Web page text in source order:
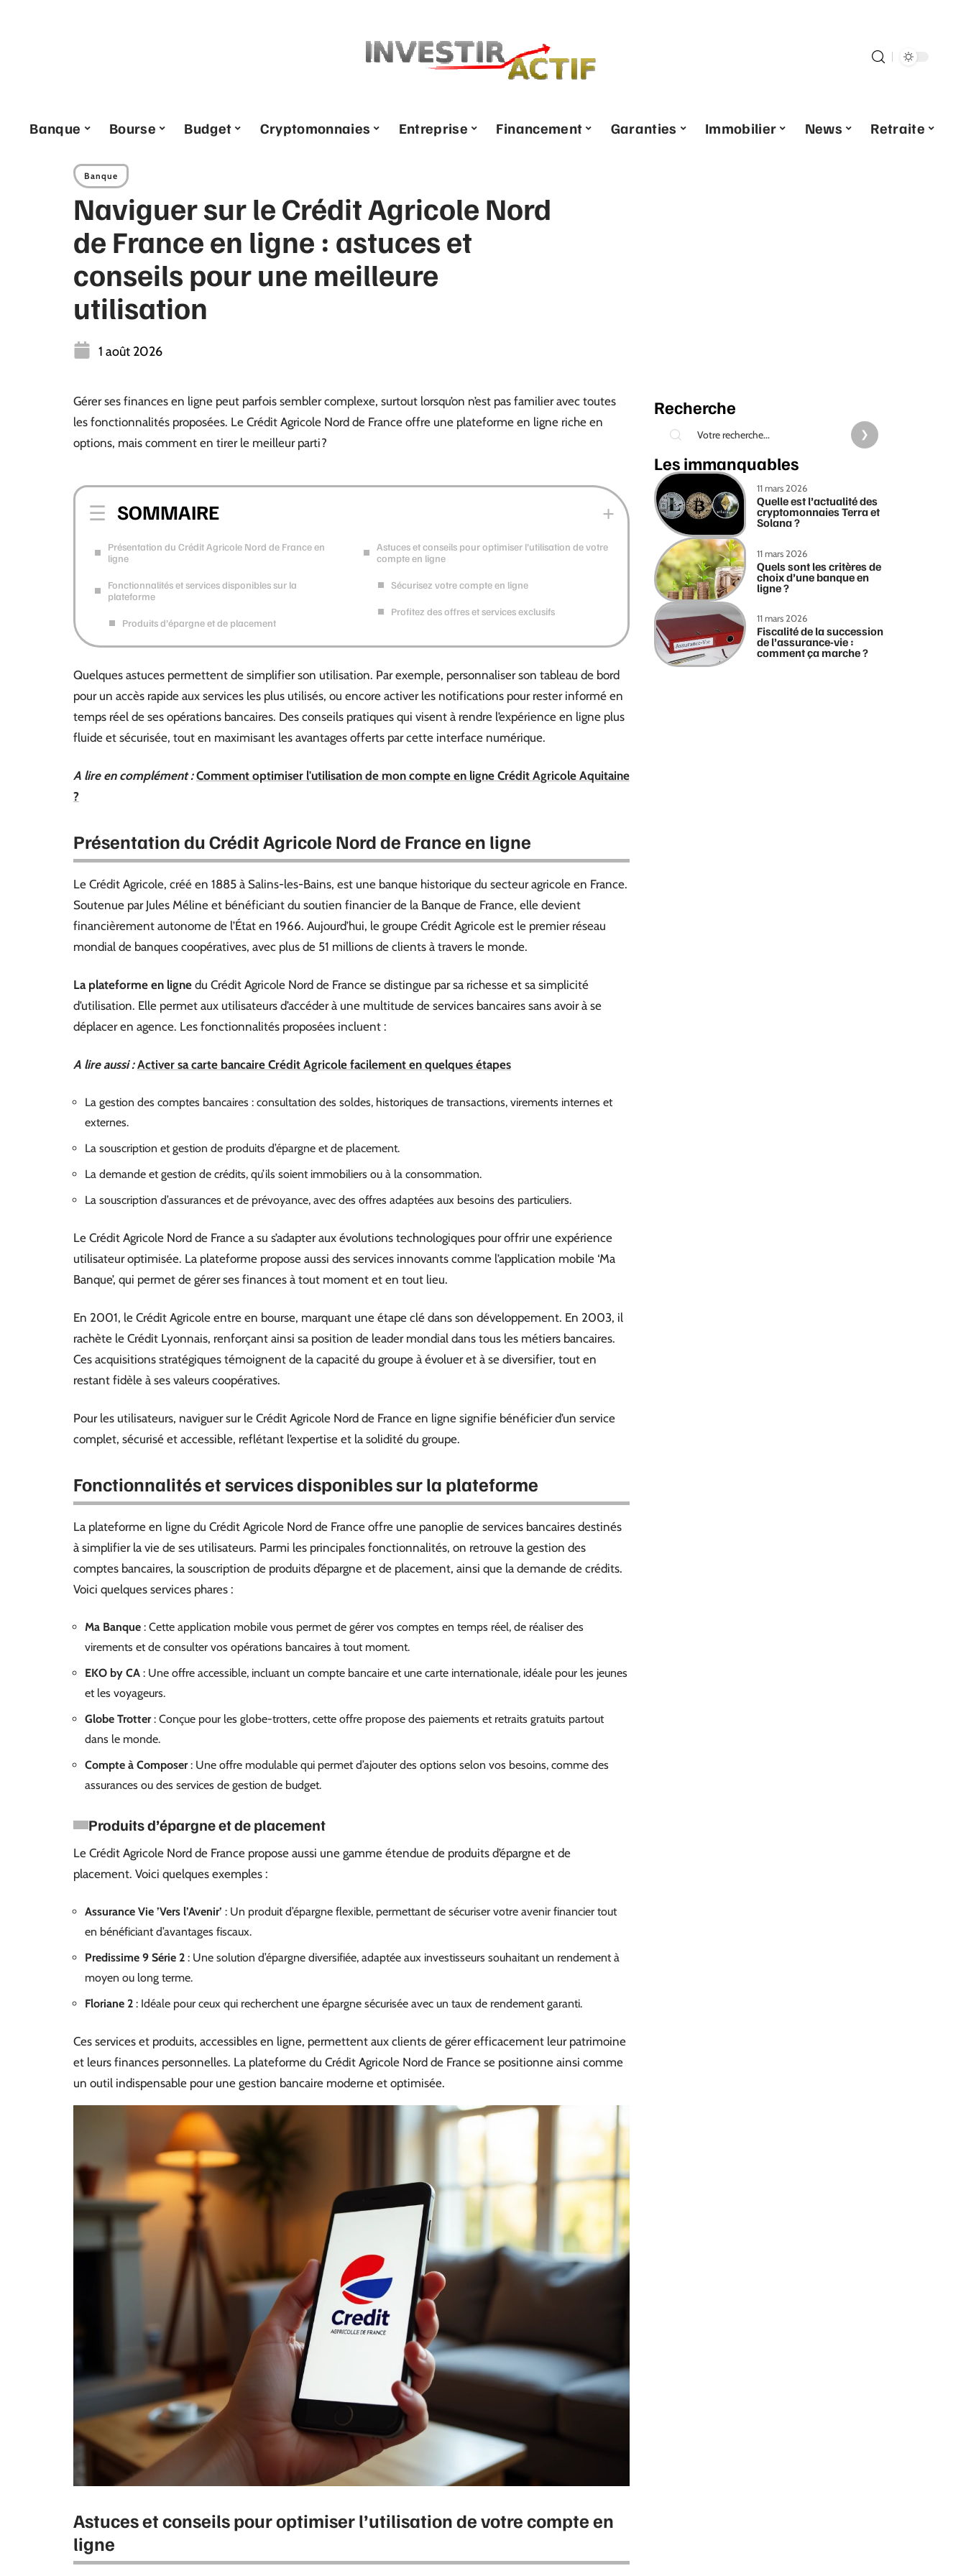
Banque Bourse Budget Cryptomonnaies Entreprise Financement Garanties Immobilier News Retraite
Banque
Naviguer sur le Crédit Agricole Nord
de France en ligne : astuces et
conseils pour une meilleure
utilisation
1 août 2026
Gérer ses finances en ligne peut parfois sembler complexe, surtout lorsqu’on n’est pas familier avec toutes
les fonctionnalités proposées. Le Crédit Agricole Nord de France offre une plateforme en ligne riche en
options, mais comment en tirer le meilleur parti?
SOMMAIRE
Présentation du Crédit Agricole Nord de France en
ligne
Fonctionnalités et services disponibles sur la
plateforme
Produits d’épargne et de placement
Astuces et conseils pour optimiser l’utilisation de votre
compte en ligne
Sécurisez votre compte en ligne
Profitez des offres et services exclusifs
Quelques astuces permettent de simplifier son utilisation. Par exemple, personnaliser son tableau de bord
pour un accès rapide aux services les plus utilisés, ou encore activer les notifications pour rester informé en
temps réel de ses opérations bancaires. Des conseils pratiques qui visent à rendre l’expérience en ligne plus
fluide et sécurisée, tout en maximisant les avantages offerts par cette interface numérique.
A lire en complément : Comment optimiser l'utilisation de mon compte en ligne Crédit Agricole Aquitaine
?
Présentation du Crédit Agricole Nord de France en ligne
Le Crédit Agricole, créé en 1885 à Salins-les-Bains, est une banque historique du secteur agricole en France.
Soutenue par Jules Méline et bénéficiant du soutien financier de la Banque de France, elle devient
financièrement autonome de l’État en 1966. Aujourd’hui, le groupe Crédit Agricole est le premier réseau
mondial de banques coopératives, avec plus de 51 millions de clients à travers le monde.
La plateforme en ligne du Crédit Agricole Nord de France se distingue par sa richesse et sa simplicité
d’utilisation. Elle permet aux utilisateurs d’accéder à une multitude de services bancaires sans avoir à se
déplacer en agence. Les fonctionnalités proposées incluent :
A lire aussi : Activer sa carte bancaire Crédit Agricole facilement en quelques étapes
La gestion des comptes bancaires : consultation des soldes, historiques de transactions, virements internes et
externes.
La souscription et gestion de produits d’épargne et de placement.
La demande et gestion de crédits, qu’ils soient immobiliers ou à la consommation.
La souscription d’assurances et de prévoyance, avec des offres adaptées aux besoins des particuliers.
Le Crédit Agricole Nord de France a su s’adapter aux évolutions technologiques pour offrir une expérience
utilisateur optimisée. La plateforme propose aussi des services innovants comme l’application mobile ‘Ma
Banque’, qui permet de gérer ses finances à tout moment et en tout lieu.
En 2001, le Crédit Agricole entre en bourse, marquant une étape clé dans son développement. En 2003, il
rachète le Crédit Lyonnais, renforçant ainsi sa position de leader mondial dans tous les métiers bancaires.
Ces acquisitions stratégiques témoignent de la capacité du groupe à évoluer et à se diversifier, tout en
restant fidèle à ses valeurs coopératives.
Pour les utilisateurs, naviguer sur le Crédit Agricole Nord de France en ligne signifie bénéficier d’un service
complet, sécurisé et accessible, reflétant l’expertise et la solidité du groupe.
Fonctionnalités et services disponibles sur la plateforme
La plateforme en ligne du Crédit Agricole Nord de France offre une panoplie de services bancaires destinés
à simplifier la vie de ses utilisateurs. Parmi les principales fonctionnalités, on retrouve la gestion des
comptes bancaires, la souscription de produits d’épargne et de placement, ainsi que la demande de crédits.
Voici quelques services phares :
Ma Banque : Cette application mobile vous permet de gérer vos comptes en temps réel, de réaliser des
virements et de consulter vos opérations bancaires à tout moment.
EKO by CA : Une offre accessible, incluant un compte bancaire et une carte internationale, idéale pour les jeunes
et les voyageurs.
Globe Trotter: Conçue pour les globe-trotters, cette offre propose des paiements et retraits gratuits partout
dans le monde.
Compte à Composer: Une offre modulable qui permet d’ajouter des options selon vos besoins, comme des
assurances ou des services de gestion de budget.
Produits d’épargne et de placement
Le Crédit Agricole Nord de France propose aussi une gamme étendue de produits d’épargne et de
placement. Voici quelques exemples :
Assurance Vie ’Vers l’Avenir’ : Un produit d’épargne flexible, permettant de sécuriser votre avenir financier tout
en bénéficiant d’avantages fiscaux.
Predissime 9 Série 2 : Une solution d’épargne diversifiée, adaptée aux investisseurs souhaitant un rendement à
moyen ou long terme.
Floriane 2 : Idéale pour ceux qui recherchent une épargne sécurisée avec un taux de rendement garanti.
Ces services et produits, accessibles en ligne, permettent aux clients de gérer efficacement leur patrimoine
et leurs finances personnelles. La plateforme du Crédit Agricole Nord de France se positionne ainsi comme
un outil indispensable pour une gestion bancaire moderne et optimisée.
Astuces et conseils pour optimiser l’utilisation de votre compte en
ligne
Recherche
Les immanquables
11 mars 2026
Quelle est l’actualité des
cryptomonnaies Terra et
Solana ?
11 mars 2026
Quels sont les critères de
choix d’une banque en
ligne ?
11 mars 2026
Fiscalité de la succession
de l’assurance-vie :
comment ça marche ?